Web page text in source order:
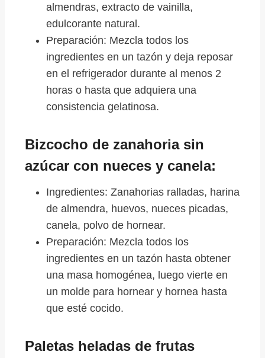
almendras, extracto de vainilla,
edulcorante natural.
Preparación: Mezcla todos los
ingredientes en un tazón y deja reposar
en el refrigerador durante al menos 2
horas o hasta que adquiera una
consistencia gelatinosa.
Bizcocho de zanahoria sin
azúcar con nueces y canela:
Ingredientes: Zanahorias ralladas, harina
de almendra, huevos, nueces picadas,
canela, polvo de hornear.
Preparación: Mezcla todos los
ingredientes en un tazón hasta obtener
una masa homogénea, luego vierte en
un molde para hornear y hornea hasta
que esté cocido.
Paletas heladas de frutas